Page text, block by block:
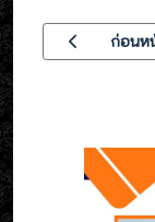
เนื้อหาก่อนหน้
ก่อนห